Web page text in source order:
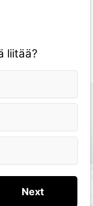
liitää?